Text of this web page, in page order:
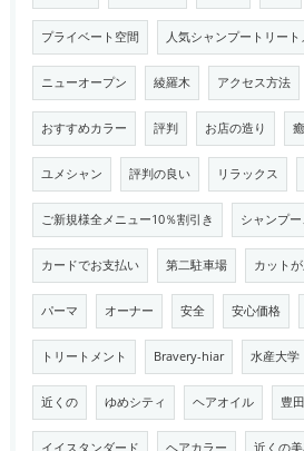
プライベート空間 人気シャンプートリート
ニューオープン 綾羅木 アクセス方法
おすすめカラー 評判 お店の造り
ユメシャン 評判の良い リラックス
ご新規様全メニュー10％割引き シャンプ
カードでお支払い 第二駐車場 カット
パーマ オーナー 安全 安心価格
トリートメント Bravery-hiar 水産大学
近くの ゆめシティ ヘアオイル 豊
イイスタンダード ヘアカラー 近くの